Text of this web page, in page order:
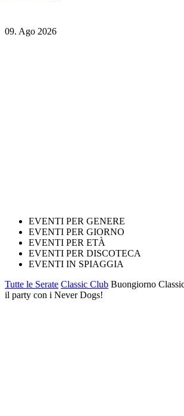
09. Ago 2026
EVENTI PER GENERE
EVENTI PER GIORNO
EVENTI PER ETÀ
EVENTI PER DISCOTECA
EVENTI IN SPIAGGIA
Tutte le Serate Classic Club Buongiorno
il party con i Never Dogs!